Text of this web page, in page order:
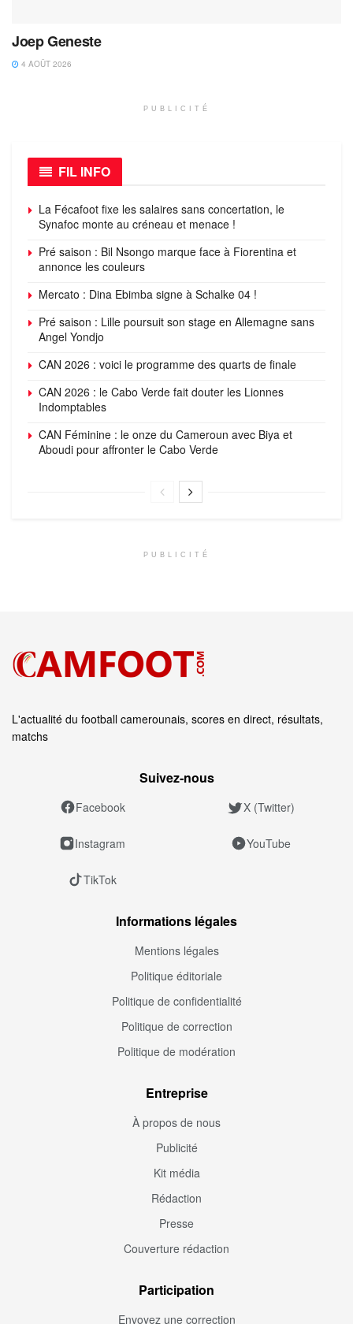
Joep Geneste
4 AOÛT 2026
PUBLICITÉ
FIL INFO
La Fécafoot fixe les salaires sans concertation, le
Synafoc monte au créneau et menace !
Pré saison : Bil Nsongo marque face à Fiorentina et
annonce les couleurs
Mercato : Dina Ebimba signe à Schalke 04 !
Pré saison : Lille poursuit son stage en Allemagne sans
Angel Yondjo
CAN 2026 : voici le programme des quarts de finale
CAN 2026 : le Cabo Verde fait douter les Lionnes
Indomptables
CAN Féminine : le onze du Cameroun avec Biya et
Aboudi pour affronter le Cabo Verde
PUBLICITÉ
L'actualité du football camerounais, scores en direct, résultats,
matchs
Suivez‑nous
Facebook X (Twitter)
Instagram YouTube
TikTok
Informations légales
Mentions légales
Politique éditoriale
Politique de confidentialité
Politique de correction
Politique de modération
Entreprise
À propos de nous
Publicité
Kit média
Rédaction
Presse
Couverture rédaction
Participation
Envoyez une correction